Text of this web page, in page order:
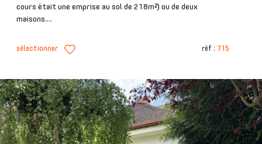
cours était une emprise au sol de 218m²) ou de deux
maisons....
sélectionner réf : 715